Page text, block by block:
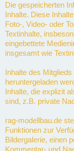
Die gespeicherten
Inhalte. Diese
Foto-, Video- oder
Textinhalte,
eingebettete
insgesamt wie
Inhalte des
heruntergeladen
Inhalte, die explizit
sind, z.B. private
rag-modellbau.de
Funktionen zur
Bildergalerie, einen
Kommentar- und